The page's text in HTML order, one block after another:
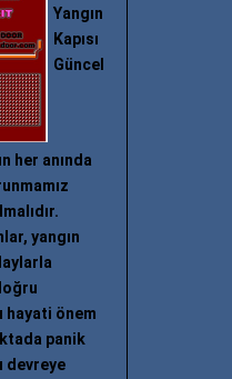
Yangın
Kapısı
Güncel
her anında
yangın
hayati önem
panik
devreye